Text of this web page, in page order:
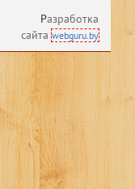
азработка
сайтаwebguru.by